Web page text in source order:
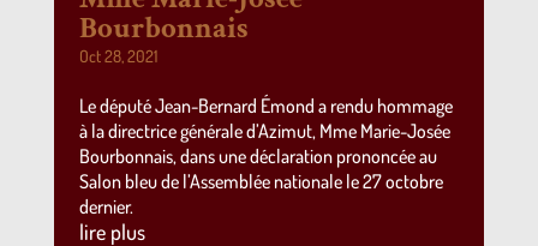
Bourbonnais
Oct 28, 2021
Le député Jean-Bernard Émond a rendu hommage
à la directrice générale d’Azimut, Mme Marie-Josée
Bourbonnais, dans une déclaration prononcée au
Salon bleu de l’Assemblée nationale le 27 octobre
dernier.
lire plus